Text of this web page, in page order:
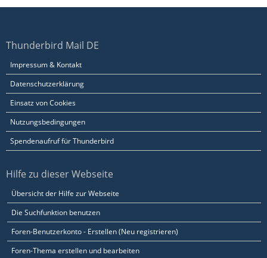
Thunderbird Mail DE
Impressum & Kontakt
Datenschutzerklärung
Einsatz von Cookies
Nutzungsbedingungen
Spendenaufruf für Thunderbird
Hilfe zu dieser Webseite
Übersicht der Hilfe zur Webseite
Die Suchfunktion benutzen
Foren-Benutzerkonto - Erstellen (Neu registrieren)
Foren-Thema erstellen und bearbeiten